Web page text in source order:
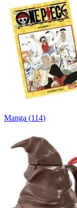
Manga (114)